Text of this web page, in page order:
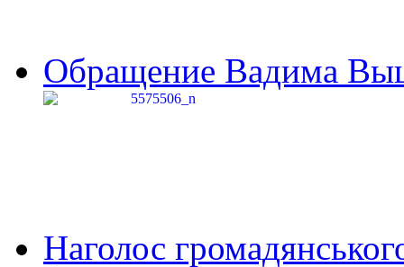
Обращение Вадима
Наголос